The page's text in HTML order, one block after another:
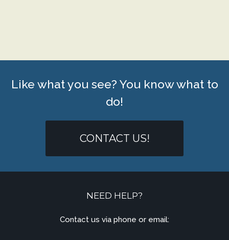
Like what you see? You know what to
do!
CONTACT US!
NEED HELP?
Contact us via phone or email: